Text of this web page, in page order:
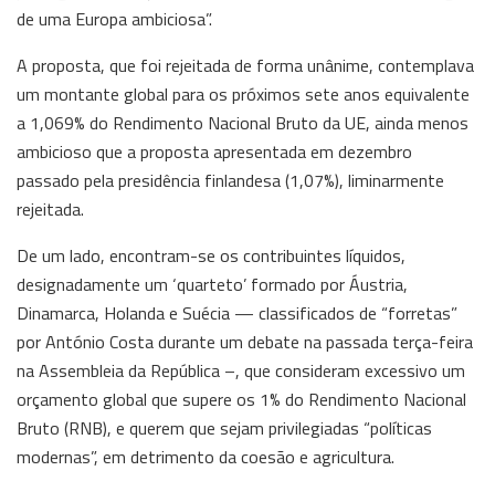
de uma Europa ambiciosa”.
A proposta, que foi rejeitada de forma unânime, contemplava
um montante global para os próximos sete anos equivalente
a 1,069% do Rendimento Nacional Bruto da UE, ainda menos
ambicioso que a proposta apresentada em dezembro
passado pela presidência finlandesa (1,07%), liminarmente
rejeitada.
De um lado, encontram-se os contribuintes líquidos,
designadamente um ‘quarteto’ formado por Áustria,
Dinamarca, Holanda e Suécia — classificados de “forretas”
por António Costa durante um debate na passada terça-feira
na Assembleia da República –, que consideram excessivo um
orçamento global que supere os 1% do Rendimento Nacional
Bruto (RNB), e querem que sejam privilegiadas “políticas
modernas”, em detrimento da coesão e agricultura.